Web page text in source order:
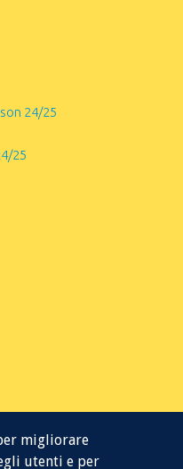
24/25
25
migliorare
utenti e per